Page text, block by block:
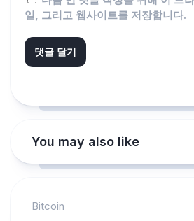
일, 그리고 웹사이트를 저장합니다.
You may also like
Bitcoin